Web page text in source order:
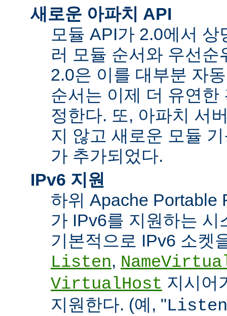
새로운 아파치 API
모듈 API가 2.0에서
러 모듈 순서와 우선
2.0은 이를 대부분 자
순서는 이제 더 유연한
정한다. 또, 아파치 서
지 않고 새로운 모듈
가 추가되었다.
IPv6 지원
하위 Apache Portable
가 IPv6를 지원하는 시
기본적으로 IPv6 소켓
Listen,
VirtualHost 지시어
지원한다. (예, "Listen